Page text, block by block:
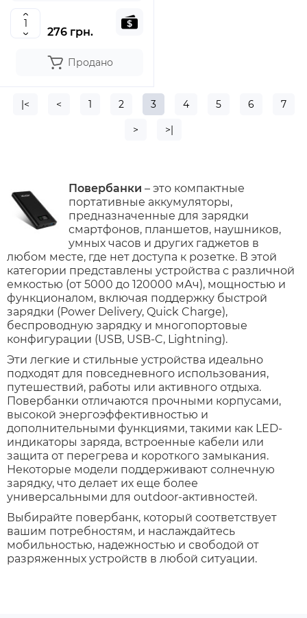
276 грн.
Продано
|< < 1 2 3 4 5 6 7
> >|
Повербанки – это компактные
портативные аккумуляторы,
предназначенные для зарядки
смартфонов, планшетов, наушников,
умных часов и других гаджетов в
любом месте, где нет доступа к розетке. В этой
категории представлены устройства с различной
емкостью (от 5000 до 120000 мАч), мощностью и
функционалом, включая поддержку быстрой
зарядки (Power Delivery, Quick Charge),
беспроводную зарядку и многопортовые
конфигурации (USB, USB-C, Lightning).
Эти легкие и стильные устройства идеально
подходят для повседневного использования,
путешествий, работы или активного отдыха.
Повербанки отличаются прочными корпусами,
высокой энергоэффективностью и
дополнительными функциями, такими как LED-
индикаторы заряда, встроенные кабели или
защита от перегрева и короткого замыкания.
Некоторые модели поддерживают солнечную
зарядку, что делает их еще более
универсальными для outdoor-активностей.
Выбирайте повербанк, который соответствует
вашим потребностям, и наслаждайтесь
мобильностью, надежностью и свободой от
разряженных устройств в любой ситуации.